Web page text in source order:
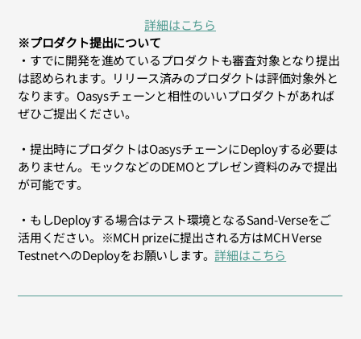
詳細はこちら
※プロダクト提出について
・すでに開発を進めているプロダクトも審査対象となり提出
は認められます。リリース済みのプロダクトは評価対象外と
なります。Oasysチェーンと相性のいいプロダクトがあれば
ぜひご提出ください。
・提出時にプロダクトはOasysチェーンにDeployする必要は
ありません。モックなどのDEMOとプレゼン資料のみで提出
が可能です。
・もしDeployする場合はテスト環境となるSand-Verseをご
活用ください。※MCH prizeに提出される方はMCH Verse
TestnetへのDeployをお願いします。詳細はこちら